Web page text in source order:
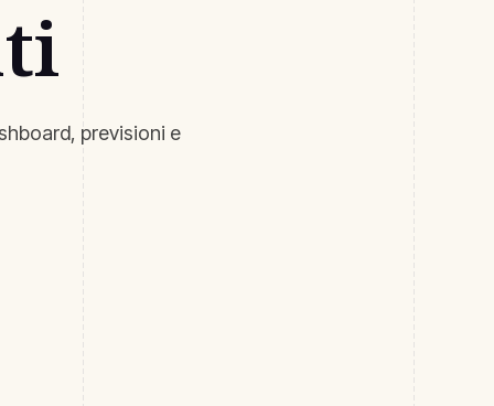
previsioni e